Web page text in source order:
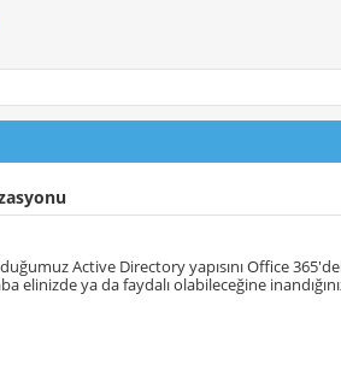
Active Directory yapısını Office
elinizde ya da faydalı olabileceğine